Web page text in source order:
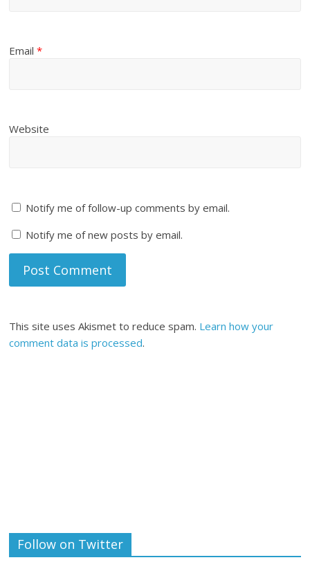
Email*
Website
Notify me of follow-up comments by email.
Notify me of new posts by email.
This site uses Akismet to reduce spam. Learn how your
comment data is processed.
Follow on Twitter